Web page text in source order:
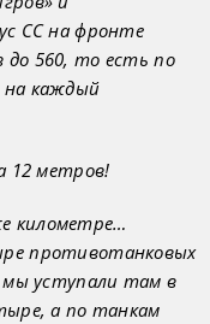
СС на фронте
560, то есть по
на каждый
12 метров!
километре…
противотанковых
мы уступали там в
а по танкам